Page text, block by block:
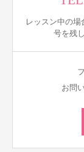
レッスン中の
号を残
お問